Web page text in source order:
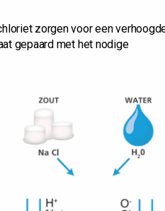
zorgen voor een
gepaard met het nodige